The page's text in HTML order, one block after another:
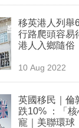
移英港人列舉
行路爬頭容易
港人入鄉隨俗
10 Aug 2022
英國移民｜倫
跌10% ：「
寵｜美聯環球